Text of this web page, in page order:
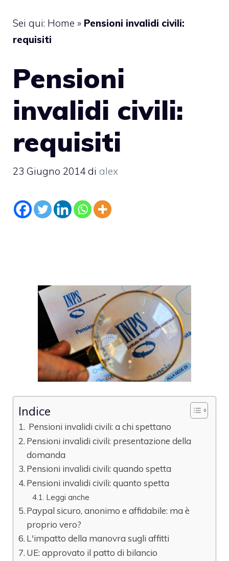
Sei qui: Home » Pensioni invalidi civili:
requisiti
Pensioni
invalidi civili:
requisiti
23 Giugno 2014 di alex
Indice
Pensioni invalidi civili: a chi spettano
Pensioni invalidi civili: presentazione della
domanda
Pensioni invalidi civili: quando spetta
Pensioni invalidi civili: quanto spetta
Leggi anche
Paypal sicuro, anonimo e affidabile: ma è
proprio vero?
L'impatto della manovra sugli affitti
UE: approvato il patto di bilancio